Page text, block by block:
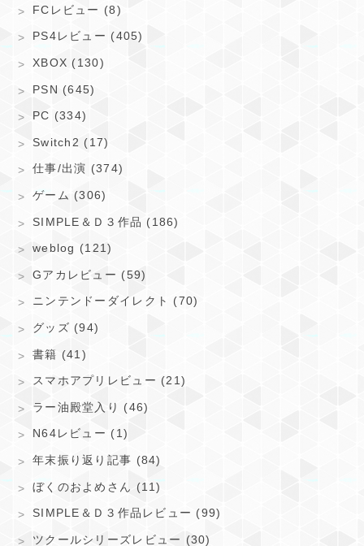
FCレビュー (8)
PS4レビュー (405)
XBOX (130)
PSN (645)
PC (334)
Switch2 (17)
仕事/出演 (374)
ゲーム (306)
SIMPLE＆Ｄ３作品 (186)
weblog (121)
Gアカレビュー (59)
ニンテンドーダイレクト (70)
グッズ (94)
書籍 (41)
スマホアプリレビュー (21)
ラー油殿堂入り (46)
N64レビュー (1)
年末振り返り記事 (84)
ぼくのおよめさん (11)
SIMPLE＆Ｄ３作品レビュー (99)
ツクールシリーズレビュー (30)